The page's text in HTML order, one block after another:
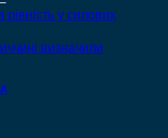
рівність у силових
визначили